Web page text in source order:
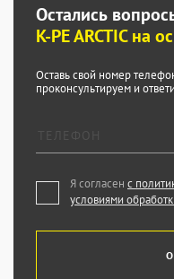
Остались
K-PE ARCTIC на
Оставь свой номер
проконсультируем и
Я согласен с
условиями